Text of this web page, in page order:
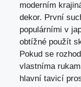
moderním
dekor. První
populárními v
obtížné použít
Pokud se
vlastníma
hlavní tavicí